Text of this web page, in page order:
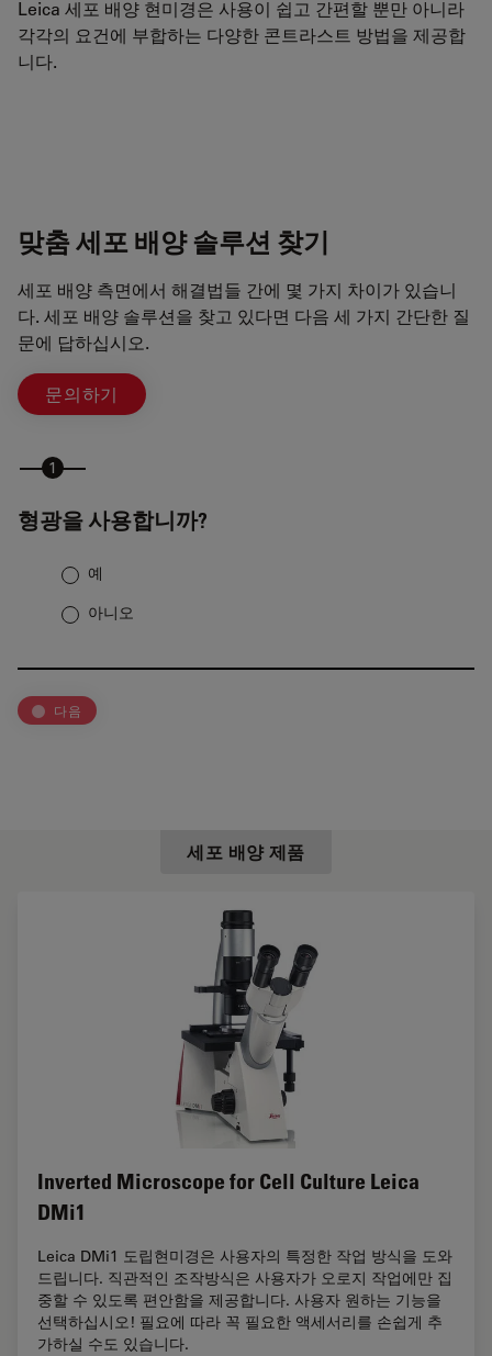
Leica 세포 배양 현미경은 사용이 쉽고 간편할 뿐만 아니라
각각의 요건에 부합하는 다양한 콘트라스트 방법을 제공합
니다.
맞춤 세포 배양 솔루션 찾기
세포 배양 측면에서 해결법들 간에 몇 가지 차이가 있습니
다. 세포 배양 솔루션을 찾고 있다면 다음 세 가지 간단한 질
문에 답하십시오.
문의하기
형광을 사용합니까?
예
아니오
다음
세포 배양 제품
Inverted Microscope for Cell Culture Leica
DMi1
Leica DMi1 도립현미경은 사용자의 특정한 작업 방식을 도와
드립니다. 직관적인 조작방식은 사용자가 오로지 작업에만 집
중할 수 있도록 편안함을 제공합니다. 사용자 원하는 기능을
선택하십시오! 필요에 따라 꼭 필요한 액세서리를 손쉽게 추
가하실 수도 있습니다.